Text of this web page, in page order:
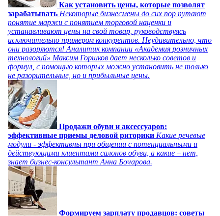
Как установить цены, которые позволят
зарабатывать Некоторые бизнесмены до сих пор путают
понятие маржи с понятием торговой наценки и
устанавливают цены на свой товар, руководствуясь
исключительно примером конкурентов. Неудивительно, что
они разоряются! Аналитик компании «Академия розничных
технологий» Максим Горшков дает несколько советов и
формул, с помощью которых можно установить не только
не разорительные, но и прибыльные цены.
Продажи обуви и аксессуаров:
эффективные приемы деловой риторики Какие речевые
модули - эффективны при общении с потенциальными и
действующими клиентами салонов обуви, а какие – нет,
знает бизнес-консультант Анна Бочарова.
Формируем зарплату продавцов: советы